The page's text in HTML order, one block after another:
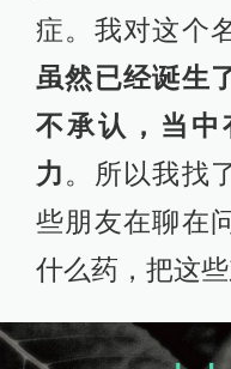
症。我对这个
虽然已经诞生
不承认，当
力。所以我找
些朋友在聊在
什么药，把这些